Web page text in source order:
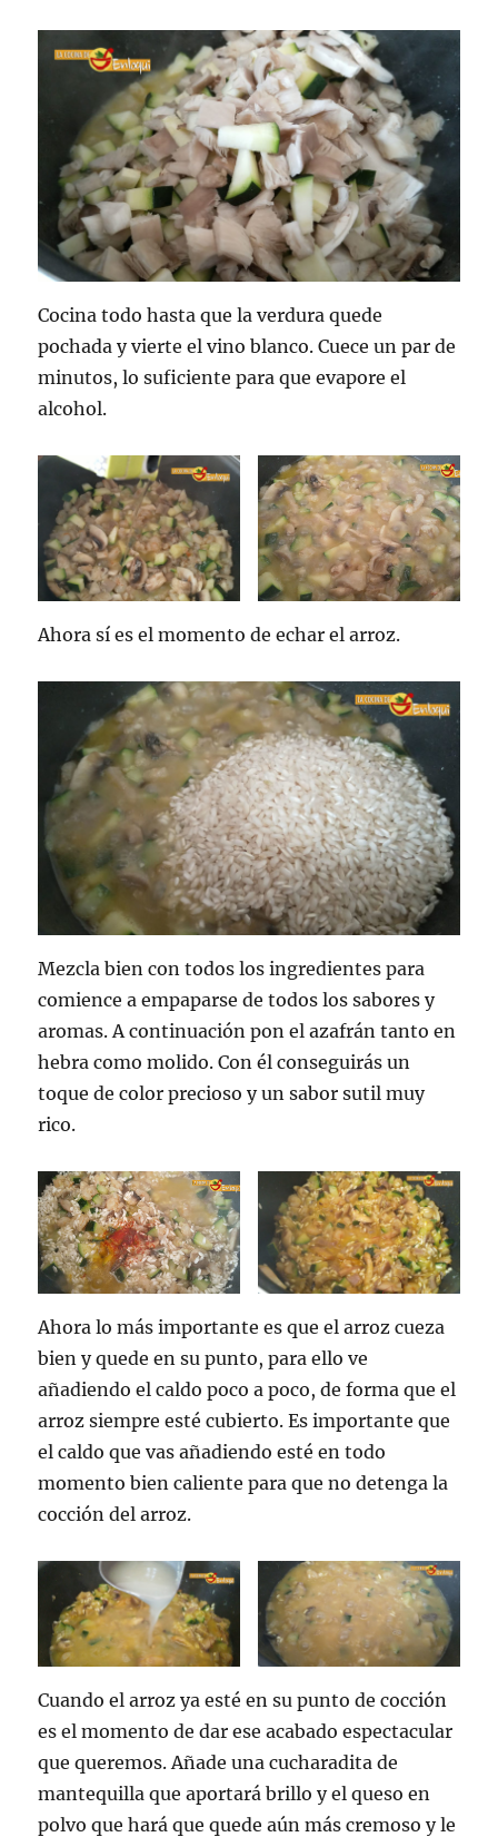
Cocina todo hasta que la verdura quede
pochada y vierte el vino blanco. Cuece un par de
minutos, lo suficiente para que evapore el
alcohol.
Ahora sí es el momento de echar el arroz.
Mezcla bien con todos los ingredientes para
comience a empaparse de todos los sabores y
aromas. A continuación pon el azafrán tanto en
hebra como molido. Con él conseguirás un
toque de color precioso y un sabor sutil muy
rico.
Ahora lo más importante es que el arroz cueza
bien y quede en su punto, para ello ve
añadiendo el caldo poco a poco, de forma que el
arroz siempre esté cubierto. Es importante que
el caldo que vas añadiendo esté en todo
momento bien caliente para que no detenga la
cocción del arroz.
Cuando el arroz ya esté en su punto de cocción
es el momento de dar ese acabado espectacular
que queremos. Añade una cucharadita de
mantequilla que aportará brillo y el queso en
polvo que hará que quede aún más cremoso y le